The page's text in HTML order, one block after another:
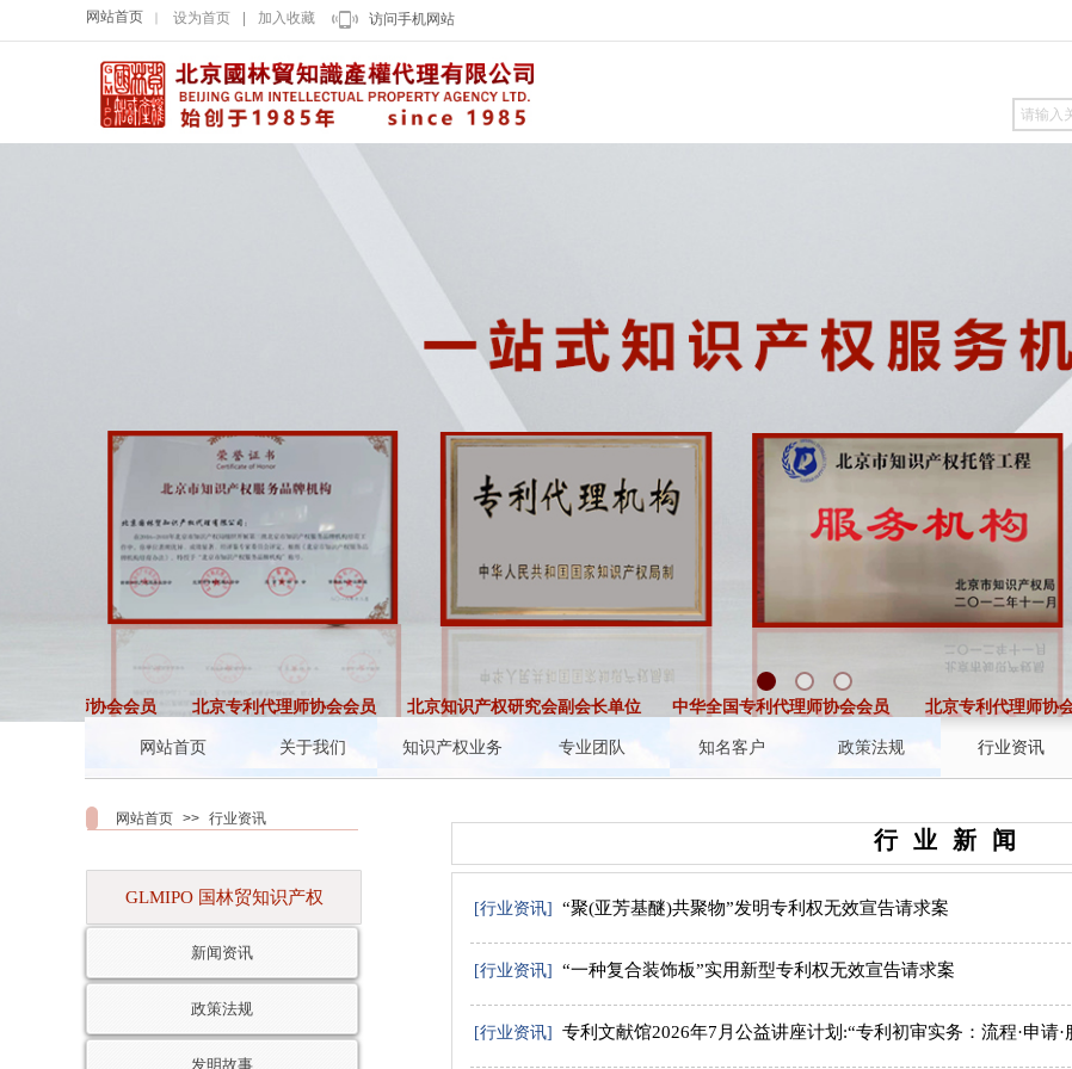
设为首页 加入收藏
网站首页 访问手机网站
代理师协会会员 北京专利代理师协会会员 北京知识产权研究会副会长单位 中华全国专利代理师协会会员 北京专利代理师协会
网站首页 关于我们 知识产权业务 专业团队 知名客户 政策法规 行业资讯
网站首页 >> 行业资讯
行 业 新 闻
GLMIPO 国林贸知识产权
[行业资讯] “聚(亚芳基醚)共聚物”发明专利权无效宣告请求案
[行业资讯] “一种复合装饰板”实用新型专利权无效宣告请求案
[行业资讯] 专利文献馆2026年7月公益讲座计划:“专利初审实务：流程·申请·
新闻资讯
政策法规
发明故事